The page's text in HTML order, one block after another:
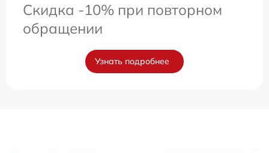
Скидка -10% при повторном
обращении
Узнать подробнее